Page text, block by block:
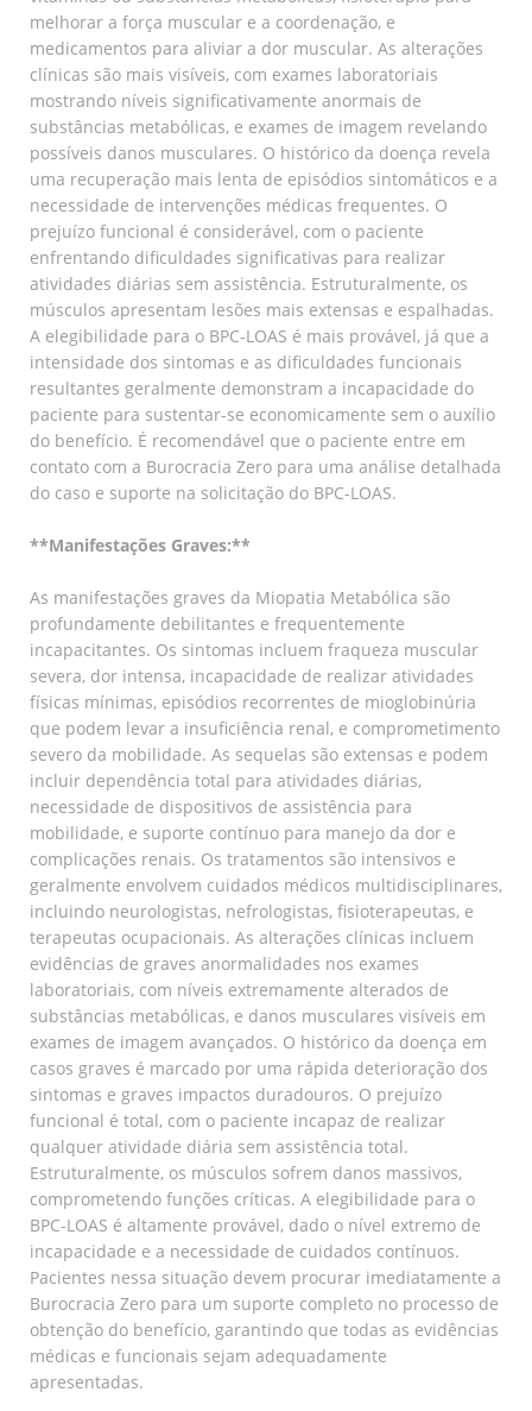
melhorar a força muscular e a coordenação, e
medicamentos para aliviar a dor muscular. As alterações
clínicas são mais visíveis, com exames laboratoriais
mostrando níveis significativamente anormais de
substâncias metabólicas, e exames de imagem revelando
possíveis danos musculares. O histórico da doença revela
uma recuperação mais lenta de episódios sintomáticos e a
necessidade de intervenções médicas frequentes. O
prejuízo funcional é considerável, com o paciente
enfrentando dificuldades significativas para realizar
atividades diárias sem assistência. Estruturalmente, os
músculos apresentam lesões mais extensas e espalhadas.
A elegibilidade para o BPC-LOAS é mais provável, já que a
intensidade dos sintomas e as dificuldades funcionais
resultantes geralmente demonstram a incapacidade do
paciente para sustentar-se economicamente sem o auxílio
do benefício. É recomendável que o paciente entre em
contato com a Burocracia Zero para uma análise detalhada
do caso e suporte na solicitação do BPC-LOAS.
**Manifestações Graves:**
As manifestações graves da Miopatia Metabólica são
profundamente debilitantes e frequentemente
incapacitantes. Os sintomas incluem fraqueza muscular
severa, dor intensa, incapacidade de realizar atividades
físicas mínimas, episódios recorrentes de mioglobinúria
que podem levar a insuficiência renal, e comprometimento
severo da mobilidade. As sequelas são extensas e podem
incluir dependência total para atividades diárias,
necessidade de dispositivos de assistência para
mobilidade, e suporte contínuo para manejo da dor e
complicações renais. Os tratamentos são intensivos e
geralmente envolvem cuidados médicos multidisciplinares,
incluindo neurologistas, nefrologistas, fisioterapeutas, e
terapeutas ocupacionais. As alterações clínicas incluem
evidências de graves anormalidades nos exames
laboratoriais, com níveis extremamente alterados de
substâncias metabólicas, e danos musculares visíveis em
exames de imagem avançados. O histórico da doença em
casos graves é marcado por uma rápida deterioração dos
sintomas e graves impactos duradouros. O prejuízo
funcional é total, com o paciente incapaz de realizar
qualquer atividade diária sem assistência total.
Estruturalmente, os músculos sofrem danos massivos,
comprometendo funções críticas. A elegibilidade para o
BPC-LOAS é altamente provável, dado o nível extremo de
incapacidade e a necessidade de cuidados contínuos.
Pacientes nessa situação devem procurar imediatamente a
Burocracia Zero para um suporte completo no processo de
obtenção do benefício, garantindo que todas as evidências
médicas e funcionais sejam adequadamente
apresentadas.